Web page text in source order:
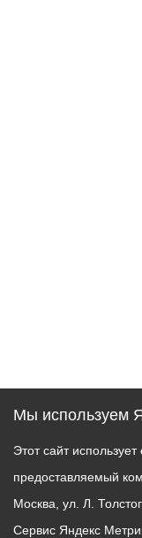
Мы используем
Этот сайт
предоставляемый
Москва, ул. Л.
Сервис Яндекс